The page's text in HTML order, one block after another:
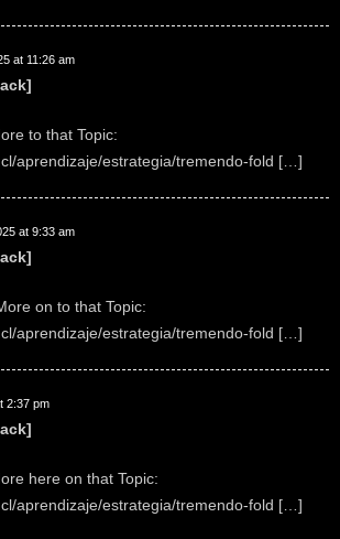
at 11:26 am
to that Topic:
aprendizaje/estrategia/tremendo-fold […]
at 9:33 am
on to that Topic:
aprendizaje/estrategia/tremendo-fold […]
2:37 pm
here on that Topic:
aprendizaje/estrategia/tremendo-fold […]